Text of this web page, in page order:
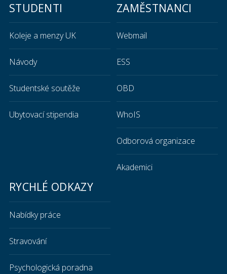
STUDENTI
Koleje a menzy UK
Návody
Studentské soutěže
Ubytovací stipendia
ZAMĚSTNANCI
Webmail
ESS
OBD
WhoIS
Odborová organizace
Akademici
RYCHLÉ ODKAZY
Nabídky práce
Stravování
Psychologická poradna